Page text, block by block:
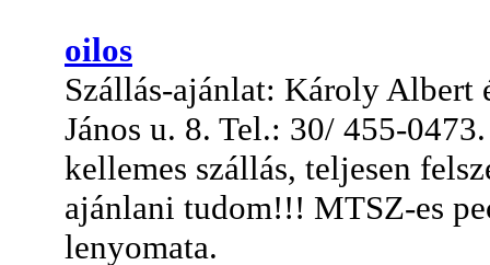
oilos
Szállás-ajánlat: Károly Albert
János u. 8. Tel.: 30/ 455-
kellemes szállás, teljesen
ajánlani tudom!!! MTSZ-es
lenyomata.